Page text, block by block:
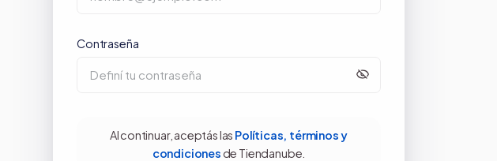
Conocé Nube para
Contraseña
Al continuar, aceptás las Políticas, términos y
condiciones de Tiendanube.